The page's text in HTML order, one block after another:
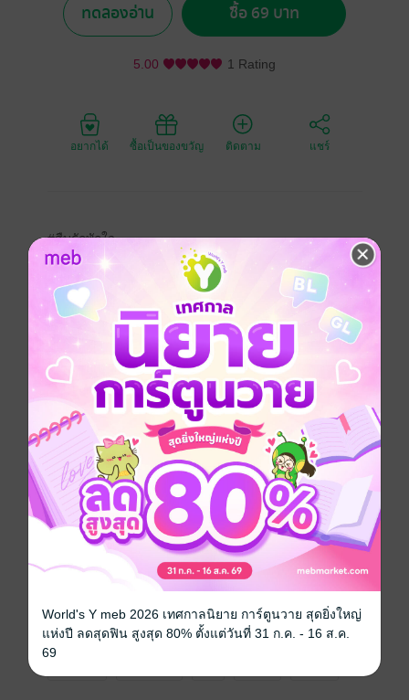
ทดลองอ่าน ซื้อ 69 บาท
5.00 1 Rating
อยากได้ ซื้อเป็นของขวัญ ติดตาม แชร์
#สืบรักพักใจ
'ภีมพล' ตัวแทนผู้ชายสมัยใหม่ บ้างาน จริงจัง ไม่จัดลำดับ
ความสำคัญ ทุกอย่างในชีวิตรวนหมด กลายเป็นคนคร่ำครึ
น่าเบื่อ เมียหนี ทั้งที่ฐานะมั่นคง เพราะทำงานเป็นสายสืบ
ได้ค่าเสี่ยงภัยมหาศาล
คนขาดๆ เกินๆ อย่างเขาไม่กล้าเริ่มต้นใหม่กับใคร ครอง
ตัวเป็นโสด ไม่มีเพื่อนสนิท ไม่มีคู่หู ไม่มีคนรัก จนเมื่อได้
คู่ขาสาวพราวเสน่ห์มาเติมเต็ม
'คาเรน' พยานสาวผู้มาพร้อมความผิดปกติบางอย่าง เธอ
เป็นคนอ่อนไหว อารมณ์ปรวนแปรเดี๋ยวดีดี๋ยวร้าย เดี๋ยว
เอาแต่ใจเดี๋ยวขี้ออด เปรียบเสมือผู้หญิงสมัยนี้ที่บริหาร
เสน่ห์เก่ง หน้าซื่อตาใสแกล้งโง่ แต่ลึกๆ เป้นฝ่ายควบคุมอยู่
ตลอด
ภาระกิจที่ฌธอไม่อยากยุ่งเกี่ยวทำให้พบกับชายหนุ่มตรง
สเปค ริมฝีปากอวบอิ่มที่ควรใช้บอกความลับกลับซุกซนล่วง
เกินจนยากจะหยุดได้
World's Y meb 2026 เทศกาลนิยาย การ์ตูนวาย สุดยิ่งใหญ่
แห่งปี ลดสุดฟิน สูงสุด 80% ตั้งแต่วันที่ 31 ก.ค. - 16 ส.ค.
69